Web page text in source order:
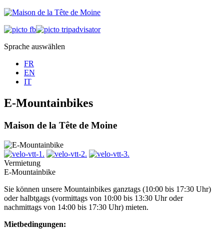
Sprache auswählen
FR
EN
IT
E-Mountainbikes
Maison de la Tête de Moine
Vermietung
E-Mountainbike
Sie können unsere Mountainbikes ganztags (10:00 bis 17:30 Uhr)
oder halbtgags (vormittags von 10:00 bis 13:30 Uhr oder
nachmittags von 14:00 bis 17:30 Uhr) mieten.
Mietbedingungen: